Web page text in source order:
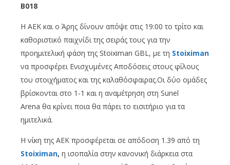
B018
Η ΑΕΚ και ο Άρης δίνουν απόψε στις 19:00 το τρίτο και
καθοριστικό παιχνίδι της σειράς τους για την
προημιτελική φάση της Stoiximan GBL, με τη Stoiximan
να προσφέρει Ενισχυμένες Αποδόσεις στους φίλους
του στοιχήματος και της καλαθόσφαιρας.Οι δύο ομάδες
βρίσκονται στο 1-1 και η αναμέτρηση στη Sunel
Arena θα κρίνει ποια θα πάρει το εισιτήριο για τα
ημιτελικά.
Η νίκη της ΑΕΚ προσφέρεται σε απόδοση 1.39 από τη
Stoiximan, η ισοπαλία στην κανονική διάρκεια στα